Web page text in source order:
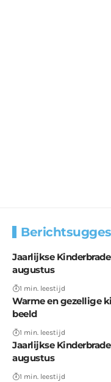
Jaarlijkse
augustus
1 min. leestijd
Warme en gezellige
beeld
1 min. leestijd
Jaarlijkse
augustus
1 min. leestijd